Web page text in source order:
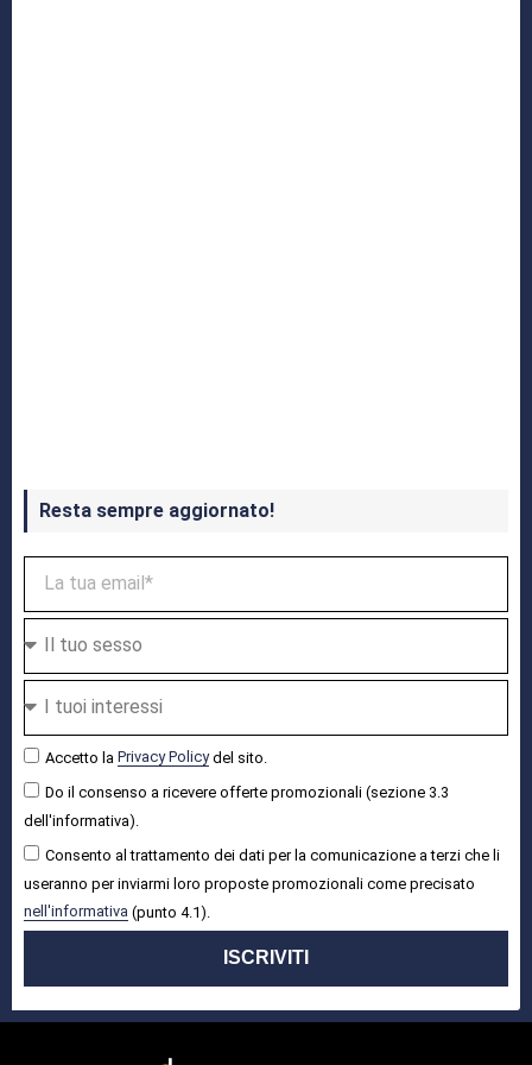
Resta sempre aggiornato!
Accetto la Privacy Policydel sito.
Do il consenso a ricevere offerte promozionali (sezione 3.3
dell'informativa).
Consento al trattamento dei dati per la comunicazione a terzi che li
useranno per inviarmi loro proposte promozionali come precisato
nell'informativa (punto 4.1).
ISCRIVITI